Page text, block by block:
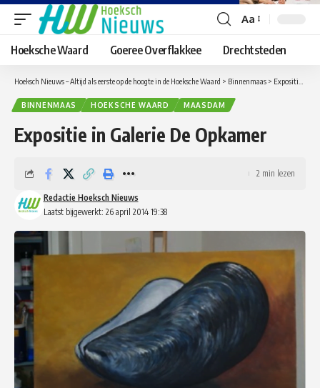
Lettergrootte
aanpassen
Aa
Hoeksche Waard Goeree Overflakkee Drechtsteden
Hoeksch Nieuws – Altijd als eerste op de hoogte in de Hoeksche Waard > Binnenmaas > Expositie in Galerie De Opkamer
BINNENMAAS HOEKSCHE WAARD MAASDAM
Expositie in Galerie De Opkamer
Laatst bijgewerkt: 26 april 2014 19:38
Redactie Hoeksch Nieuws
2 min lezen